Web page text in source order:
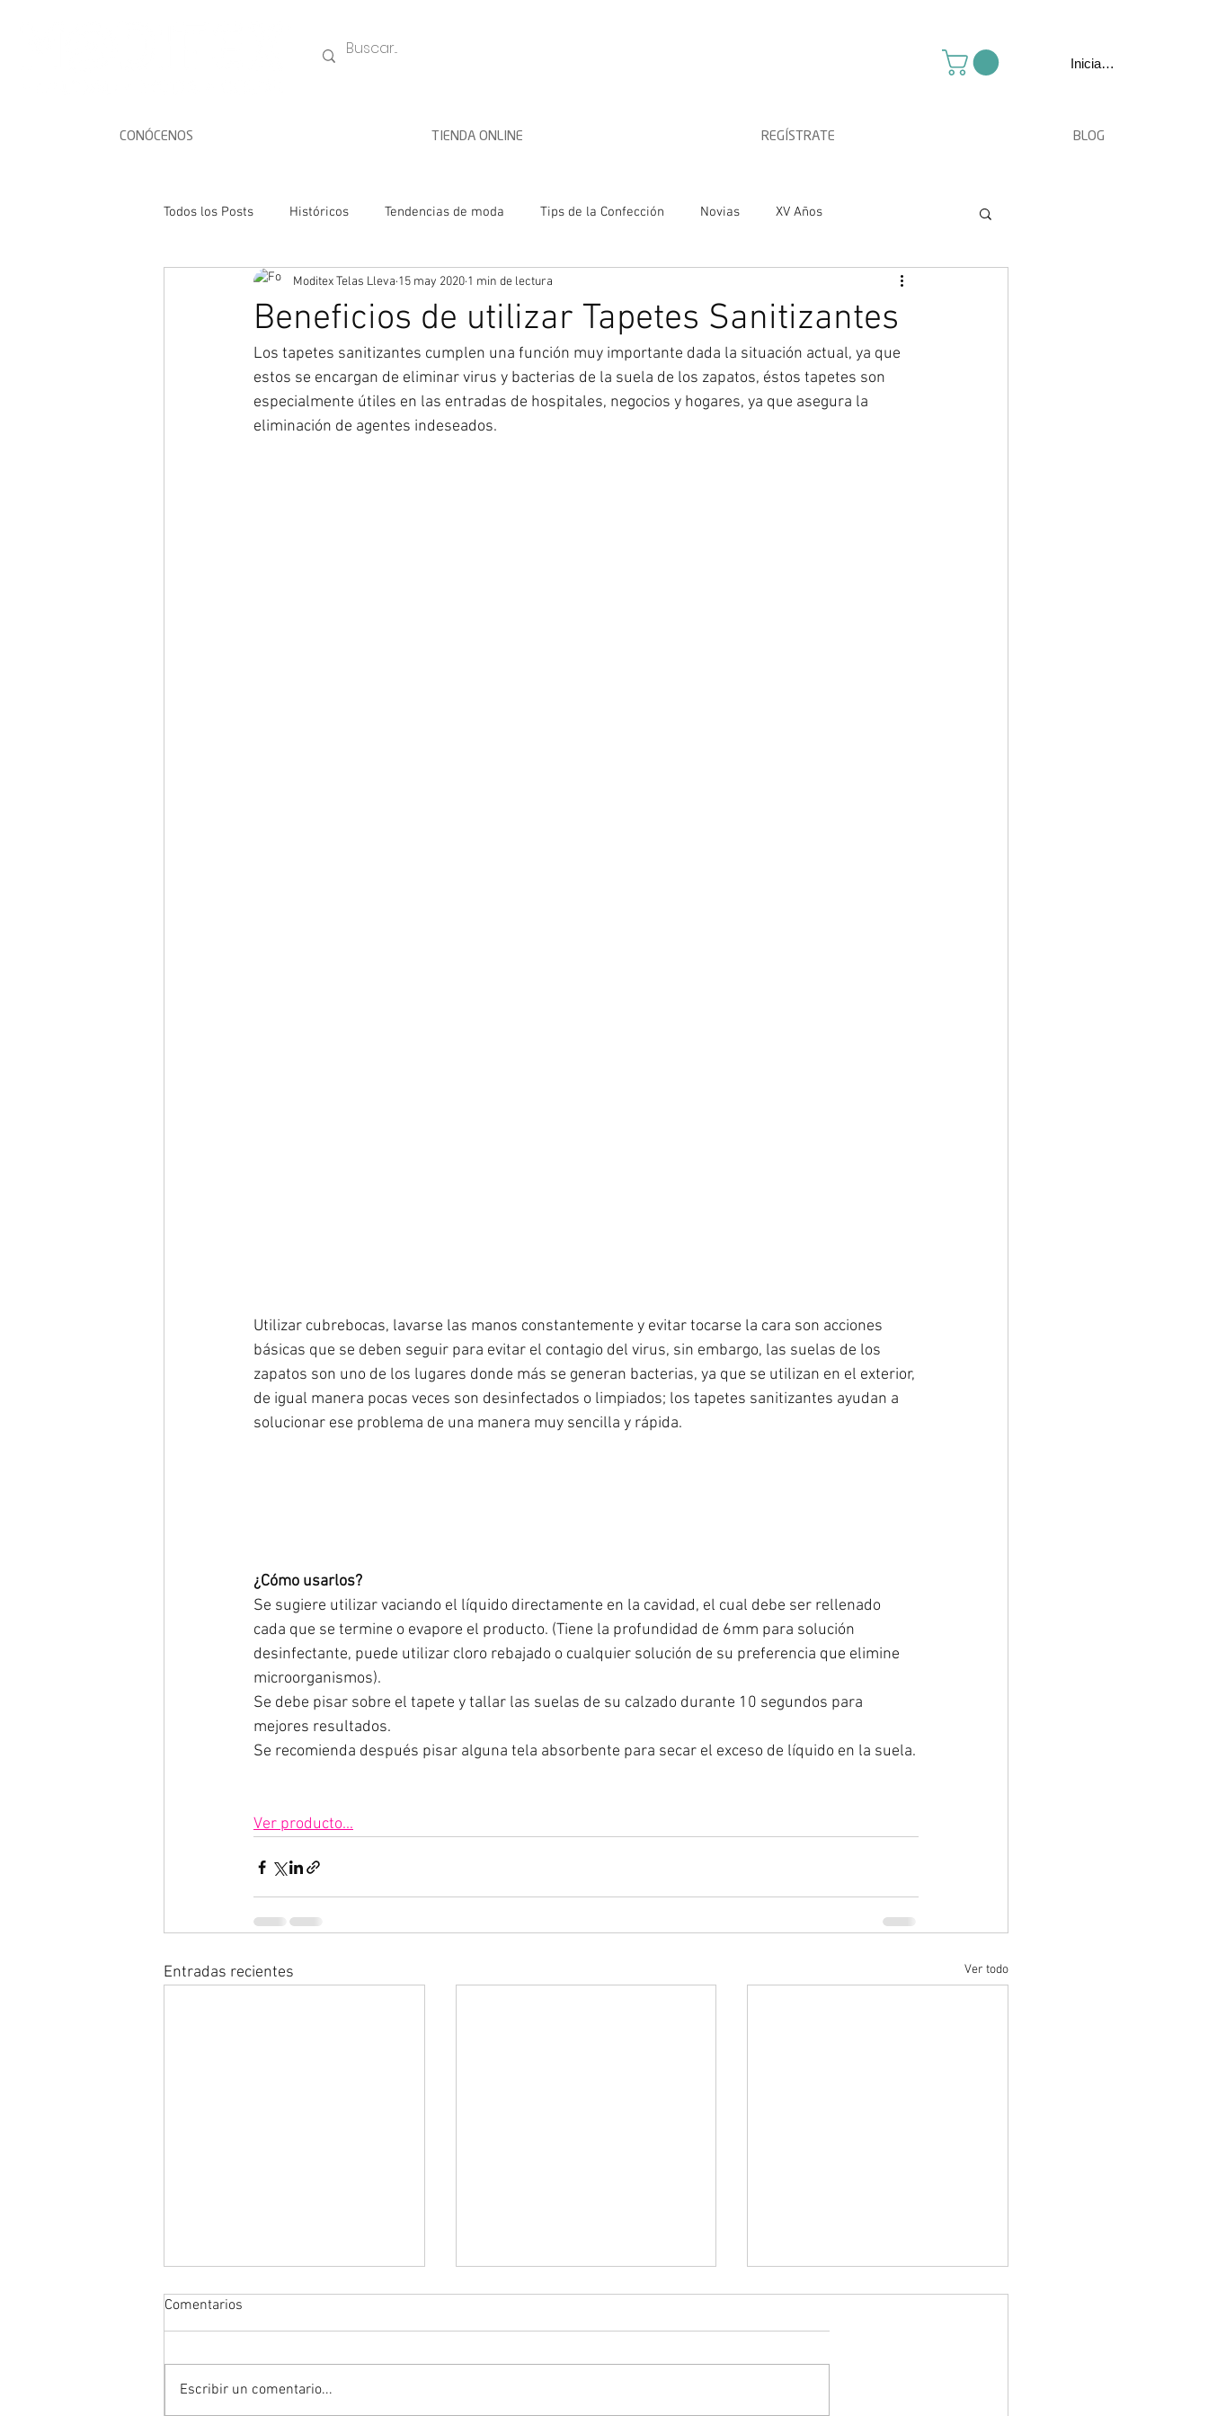
Iniciar sesión
CONÓCENOS TIENDA ONLINE REGÍSTRATE BLOG
Todos los Posts Históricos Tendencias de moda Tips de la Confección Novias XV Años
Conocimiento Textil
Beneficios de utilizar Tapetes Sanitizantes
Moditex Telas Lleva 15 may 2020 1 min de lectura
Los tapetes sanitizantes cumplen una función muy importante dada la situación actual, ya que
estos se encargan de eliminar virus y bacterias de la suela de los zapatos, éstos tapetes son
especialmente útiles en las entradas de hospitales, negocios y hogares, ya que asegura la
eliminación de agentes indeseados.
Utilizar cubrebocas, lavarse las manos constantemente y evitar tocarse la cara son acciones
básicas que se deben seguir para evitar el contagio del virus, sin embargo, las suelas de los
zapatos son uno de los lugares donde más se generan bacterias, ya que se utilizan en el exterior,
de igual manera pocas veces son desinfectados o limpiados; los tapetes sanitizantes ayudan a
solucionar ese problema de una manera muy sencilla y rápida.
¿Cómo usarlos?
Se sugiere utilizar vaciando el líquido directamente en la cavidad, el cual debe ser rellenado
cada que se termine o evapore el producto. (Tiene la profundidad de 6mm para solución
desinfectante, puede utilizar cloro rebajado o cualquier solución de su preferencia que elimine
microorganismos).
Se debe pisar sobre el tapete y tallar las suelas de su calzado durante 10 segundos para
mejores resultados.
Se recomienda después pisar alguna tela absorbente para secar el exceso de líquido en la suela.
Ver producto...
Entradas recientes Ver todo
Comentarios
Escribir un comentario...